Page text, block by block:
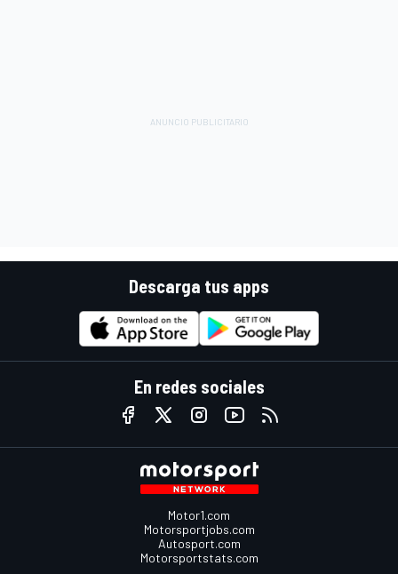
Descarga tus apps
En redes sociales
Motor1.com
Motorsportjobs.com
Autosport.com
Motorsportstats.com